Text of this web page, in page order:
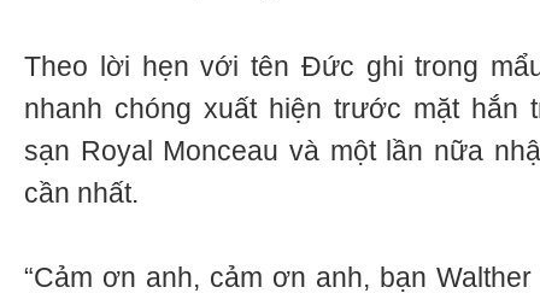
Theo lời hẹn với tên Đức ghi trong
nhanh chóng xuất hiện trước mặt hắn
sạn Royal Monceau và một lần nữa
cần nhất.
“Cảm ơn anh, cảm ơn anh, bạn